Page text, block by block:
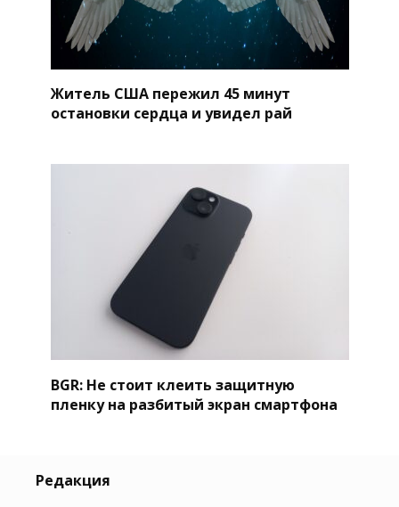
Житель США пережил 45 минут
остановки сердца и увидел рай
BGR: Не стоит клеить защитную
пленку на разбитый экран смартфона
Редакция